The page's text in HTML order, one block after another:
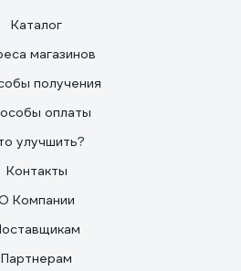
Каталог
магазинов
получения
оплаты
улучшить?
Контакты
Компании
Партнерам